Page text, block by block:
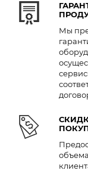
Мы